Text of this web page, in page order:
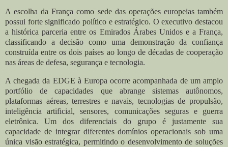
A escolha da França como sede das operações europeias também
possui forte significado político e estratégico. O executivo destacou
a histórica parceria entre os Emirados Árabes Unidos e a França,
classificando a decisão como uma demonstração da confiança
construída entre os dois países ao longo de décadas de cooperação
nas áreas de defesa, segurança e tecnologia.
A chegada da EDGE à Europa ocorre acompanhada de um amplo
portfólio de capacidades que abrange sistemas autônomos,
plataformas aéreas, terrestres e navais, tecnologias de propulsão,
inteligência artificial, sensores, comunicações seguras e guerra
eletrônica. Um dos diferenciais do grupo é justamente sua
capacidade de integrar diferentes domínios operacionais sob uma
única visão estratégica, permitindo o desenvolvimento de soluções